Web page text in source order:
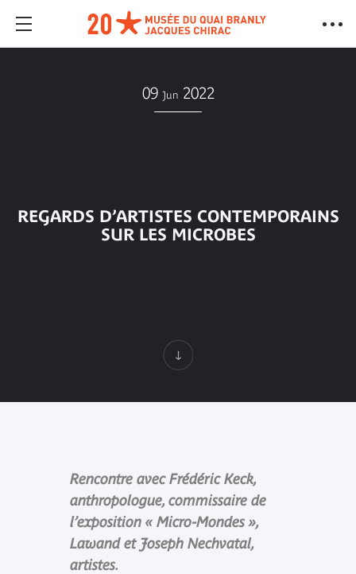
09 Jun 2022
REGARDS D’ARTISTES CONTEMPORAINS
SUR LES MICROBES
Rencontre avec Frédéric Keck,
anthropologue, commissaire de
l’exposition « Micro-Mondes »,
Lawand et Joseph Nechvatal,
artistes.